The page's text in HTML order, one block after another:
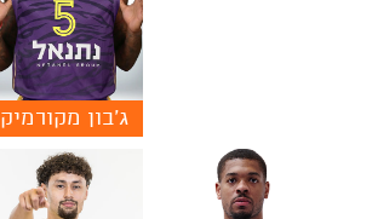
ג'בון מקורמיק